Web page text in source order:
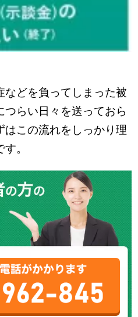
などを負ってしまった被
らい日々を送っておら
はこの流れをしっかり理
。